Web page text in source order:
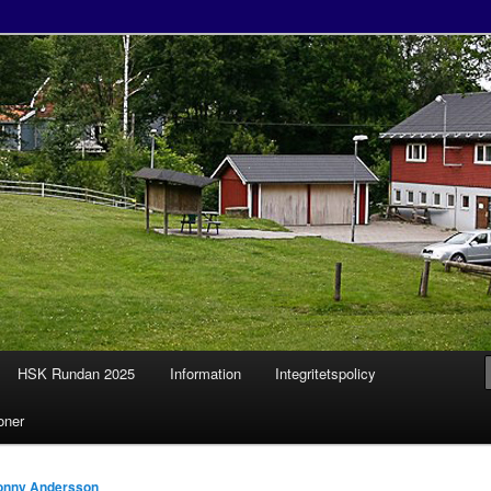
HSK Rundan 2025 Information Integritetspolicy
Andersson